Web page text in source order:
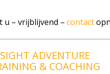
– vrijblijvend – contact
ADVENTURE
& COACHING